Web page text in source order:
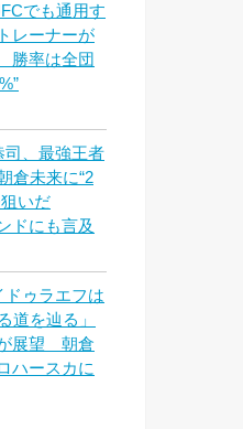
でも通用す
レーナーが
勝率は全団
司、最強王者
倉未来に“2
いだ
にも言及
ドゥラエフは
道を辿る」
展望 朝倉
ハースカに